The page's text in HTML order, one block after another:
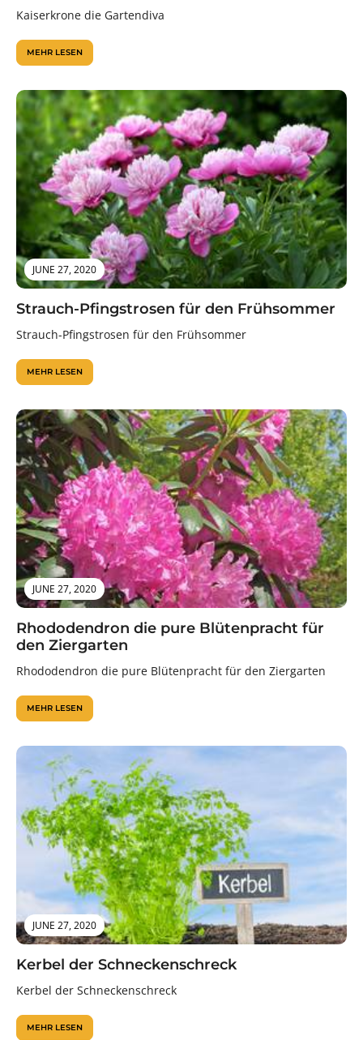
Kaiserkrone die Gartendiva
MEHR LESEN
JUNE 27, 2020
Strauch-Pfingstrosen für den Frühsommer
Strauch-Pfingstrosen für den Frühsommer
MEHR LESEN
JUNE 27, 2020
Rhododendron die pure Blütenpracht für
den Ziergarten
Rhododendron die pure Blütenpracht für den Ziergarten
MEHR LESEN
JUNE 27, 2020
Kerbel der Schneckenschreck
Kerbel der Schneckenschreck
MEHR LESEN